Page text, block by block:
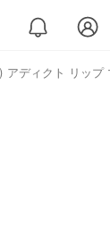
アディクト リップ